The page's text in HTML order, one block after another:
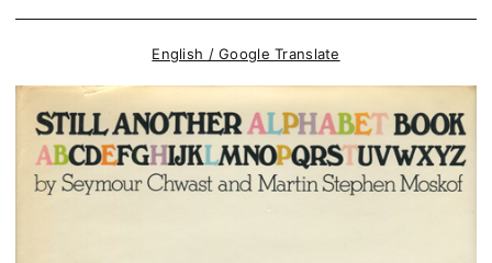
English / Google Translate